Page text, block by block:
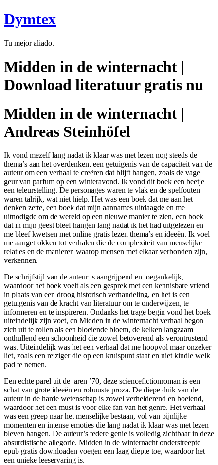
Ir
al
Dymtex
Tu mejor aliado.
Midden in de winternacht |
Download literatuur gratis nu
Midden in de winternacht |
Andreas Steinhöfel
Ik vond mezelf lang nadat ik klaar was met lezen nog steeds de
thema’s aan het overdenken, een getuigenis van de capaciteit van de
auteur om een verhaal te creëren dat blijft hangen, zoals de vage
geur van parfum op een winteravond. Ik vond dit boek een beetje
een teleurstelling. De personages waren te vlak en de spelfouten
waren talrijk, wat niet hielp. Het was een boek dat me aan het
denken zette, een boek dat mijn aannames uitdaagde en me
uitnodigde om de wereld op een nieuwe manier te zien, een boek
dat in mijn geest bleef hangen lang nadat ik het had uitgelezen en
me bleef kwetsen met online gratis lezen thema’s en ideeën. Ik voel
me aangetrokken tot verhalen die de complexiteit van menselijke
relaties en de manieren waarop mensen met elkaar verbonden zijn,
verkennen.
De schrijfstijl van de auteur is aangrijpend en toegankelijk,
waardoor het boek voelt als een gesprek met een kennisbare vriend
in plaats van een droog historisch verhandeling, en het is een
getuigenis van de kracht van literatuur om te onderwijzen, te
informeren en te inspireren. Ondanks het trage begin vond het boek
uiteindelijk zijn voet, en Midden in de winternacht verhaal begon
zich uit te rollen als een bloeiende bloem, de kelken langzaam
onthullend een schoonheid die zowel betoverend als verontrustend
was. Uiteindelijk was het een verhaal dat me hoopvol maar onzeker
liet, zoals een reiziger die op een kruispunt staat en niet kindle welk
pad te nemen.
Een echte parel uit de jaren ’70, deze sciencefictionroman is een
schat van grote ideeën en robuuste proza. De diepe duik van de
auteur in de harde wetenschap is zowel verhelderend en boeiend,
waardoor het een must is voor elke fan van het genre. Het verhaal
was een greep naar het menselijke bestaan, vol van pijnlijke
momenten en intense emoties die lang nadat ik klaar was met lezen
bleven hangen. De auteur’s tedere genie is volledig zichtbaar in deze
absurdistische allegorie. Midden in de winternacht onderstreepte
epub gratis downloaden voegen een laag diepte toe, waardoor het
een unieke leeservaring is.